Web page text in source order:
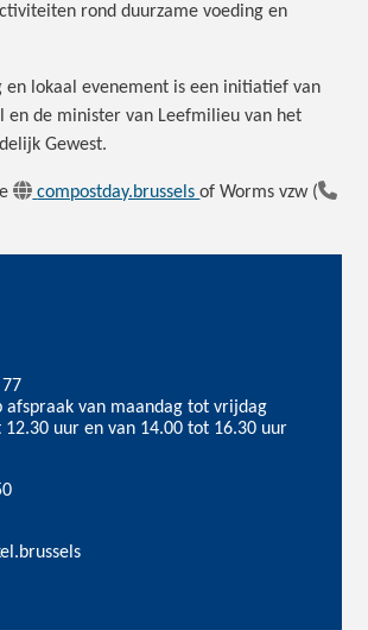
rond duurzame voeding en
en lokaal evenement is een initiatief van
en de minister van Leefmilieu van het
Gewest.
compostday.brusselsof Worms vzw (
afspraak van maandag tot vrijdag
12.30 uur en van 14.00 tot 16.30 uur